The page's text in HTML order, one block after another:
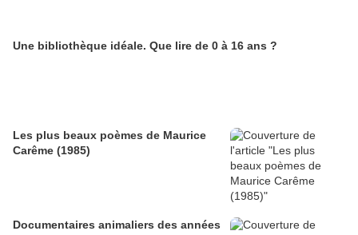
Une bibliothèque idéale. Que lire de 0 à 16 ans ?
Les plus beaux poèmes de Maurice
Carême (1985)
Documentaires animaliers des années